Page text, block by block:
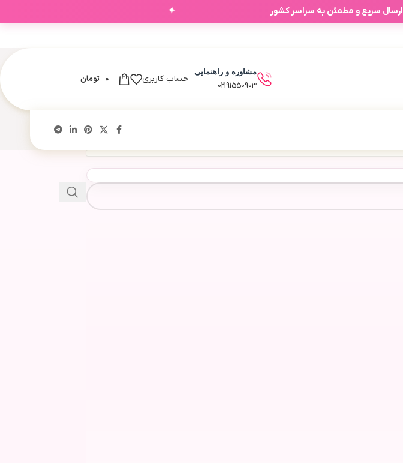
ارسال سریع و مطمئن به سراسر کشور ✦
مشاوره و راهنمایی
02191550903
حساب کاربری 0 تومان